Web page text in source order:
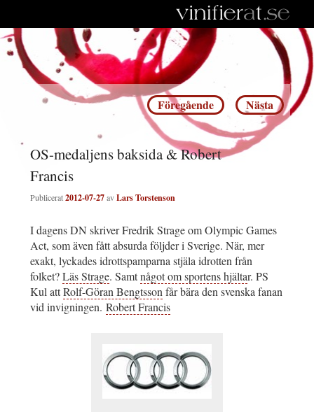
Inläggsnavigering
Föregående Nästa
OS-medaljens baksida & Robert
Francis
Publicerat2012-07-27avLars Torstenson
I dagens DN skriver Fredrik Strage om Olympic Games
Act, som även fått absurda följder i Sverige. När, mer
exakt, lyckades idrottspamparna stjäla idrotten från
folket?Läs Strage. Samtnågot om sportens hjältar. PS
Kul attRolf-Göran Bengtssonfår bära den svenska fanan
vid invigningen. Robert Francis